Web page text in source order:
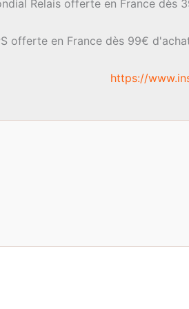
Relais offerte en France dès
offerte en France dès 99€
https://